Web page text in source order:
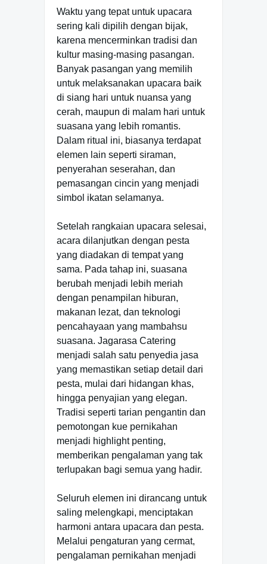
Waktu yang tepat untuk upacara
sering kali dipilih dengan bijak,
karena mencerminkan tradisi dan
kultur masing-masing pasangan.
Banyak pasangan yang memilih
untuk melaksanakan upacara baik
di siang hari untuk nuansa yang
cerah, maupun di malam hari untuk
suasana yang lebih romantis.
Dalam ritual ini, biasanya terdapat
elemen lain seperti siraman,
penyerahan seserahan, dan
pemasangan cincin yang menjadi
simbol ikatan selamanya.
Setelah rangkaian upacara selesai,
acara dilanjutkan dengan pesta
yang diadakan di tempat yang
sama. Pada tahap ini, suasana
berubah menjadi lebih meriah
dengan penampilan hiburan,
makanan lezat, dan teknologi
pencahayaan yang mambahsu
suasana. Jagarasa Catering
menjadi salah satu penyedia jasa
yang memastikan setiap detail dari
pesta, mulai dari hidangan khas,
hingga penyajian yang elegan.
Tradisi seperti tarian pengantin dan
pemotongan kue pernikahan
menjadi highlight penting,
memberikan pengalaman yang tak
terlupakan bagi semua yang hadir.
Seluruh elemen ini dirancang untuk
saling melengkapi, menciptakan
harmoni antara upacara dan pesta.
Melalui pengaturan yang cermat,
pengalaman pernikahan menjadi